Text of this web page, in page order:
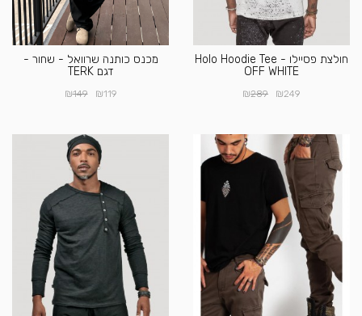
חולצת פסיילו Holo Hoodie Tee -
OFF WHITE
₪249
₪289
מכנס כותנה שרוואל - שחור -
דגם TERK
₪119
₪149